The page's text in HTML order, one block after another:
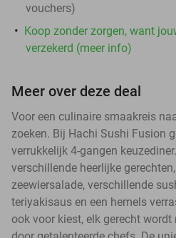
vouchers)
Koop zonder zorgen, want
verzekerd (meer info)
Meer over deze deal
Voor een culinaire smaakreis
zoeken. Bij Hachi Sushi Fusion
verrukkelijk 4-gangen
verschillende heerlijke
zeewiersalade, verschillende
teriyakisaus en een hemels
ook voor kiest, elk gerecht wordt